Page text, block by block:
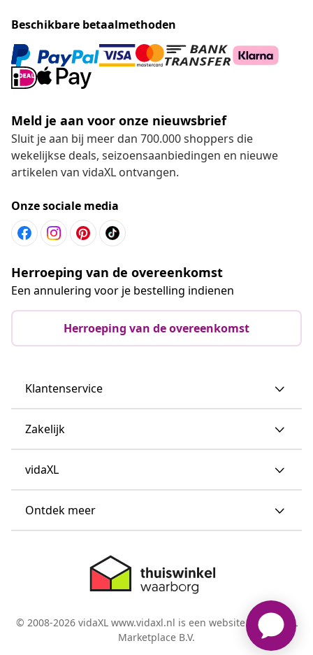
Beschikbare betaalmethoden
Meld je aan voor onze nieuwsbrief
Sluit je aan bij meer dan 700.000 shoppers die
wekelijkse deals, seizoensaanbiedingen en nieuwe
artikelen van vidaXL ontvangen.
Onze sociale media
Herroeping van de overeenkomst
Een annulering voor je bestelling indienen
Herroeping van de overeenkomst
Klantenservice
Zakelijk
vidaXL
Ontdek meer
© 2008-2026 vidaXL www.vidaxl.nl is een website van vidaXL
Marketplace B.V.